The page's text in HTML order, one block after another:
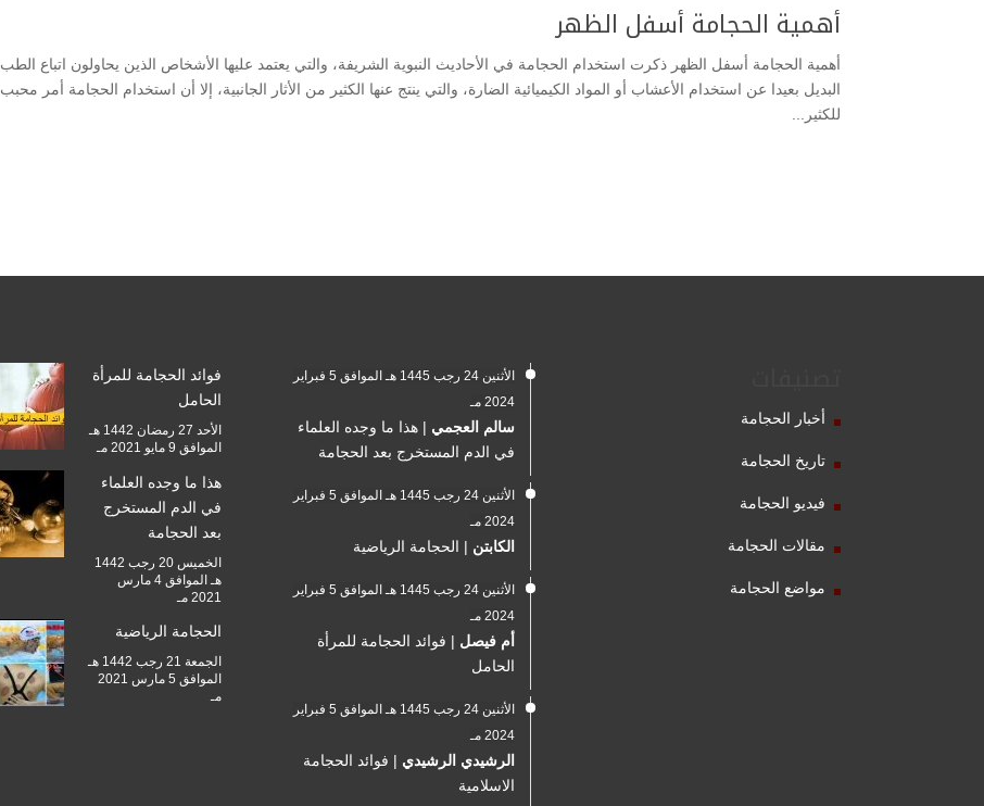
أهمية الحجامة أسفل الظهر
أهمية الحجامة أسفل الظهر ذكرت استخدام الحجامة في الأحاديث النبوية الشريفة، والتي يعتمد عليها الأشخاص الذين يحاولون اتباع الطب
البديل بعيدا عن استخدام الأعشاب أو المواد الكيميائية الضارة، والتي ينتج عنها الكثير من الأثار الجانبية، إلا أن استخدام الحجامة أمر محبب
للكثير...
أخبار الحجامة
تاريخ الحجامة
فيديو الحجامة
مقالات الحجامة
مواضع الحجامة
الأثنين 24 رجب 1445 هـ الموافق 5 فبراير
2024 مـ
سالم العجمي | هذا ما وجده العلماء
في الدم المستخرج بعد الحجامة
الأثنين 24 رجب 1445 هـ الموافق 5 فبراير
2024 مـ
الكابتن | الحجامة الرياضية
الأثنين 24 رجب 1445 هـ الموافق 5 فبراير
2024 مـ
أم فيصل | فوائد الحجامة للمرأة
الحامل
الأثنين 24 رجب 1445 هـ الموافق 5 فبراير
2024 مـ
الرشيدي الرشيدي | فوائد الحجامة
الاسلامية
فوائد الحجامة للمرأة
الحامل
الأحد 27 رمضان 1442 هـ
الموافق 9 مايو 2021 مـ
هذا ما وجده العلماء
في الدم المستخرج
بعد الحجامة
الخميس 20 رجب 1442
هـ الموافق 4 مارس
2021 مـ
الحجامة الرياضية
الجمعة 21 رجب 1442 هـ
الموافق 5 مارس 2021
مـ